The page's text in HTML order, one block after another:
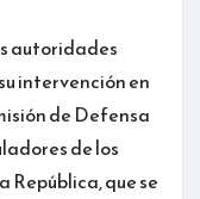
autoridades
intervención en
de Defensa
de los
República, que se